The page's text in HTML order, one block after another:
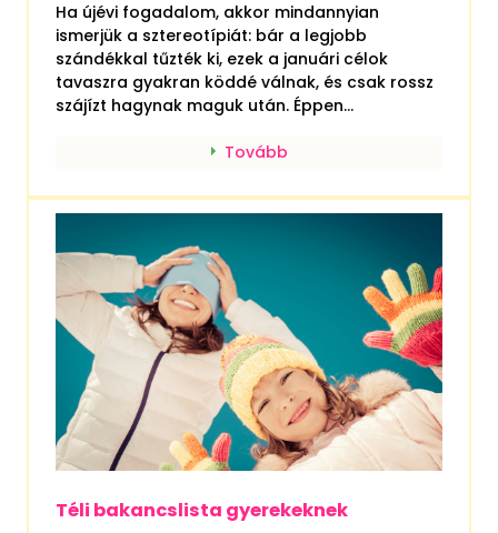
Ha újévi fogadalom, akkor mindannyian
ismerjük a sztereotípiát: bár a legjobb
szándékkal tűzték ki, ezek a januári célok
tavaszra gyakran köddé válnak, és csak rossz
szájízt hagynak maguk után. Éppen...
Tovább
Téli bakancslista gyerekeknek